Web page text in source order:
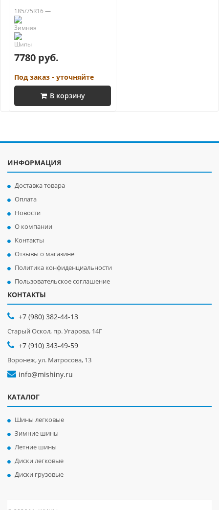
185/75R16 —
7780 руб.
Под заказ - уточняйте
В корзину
ИНФОРМАЦИЯ
Доставка товара
Оплата
Новости
О компании
Контакты
Отзывы о магазине
Политика конфиденциальности
Пользовательское соглашение
КОНТАКТЫ
+7 (980) 382-44-13
Старый Оскол, пр. Угарова, 14Г
+7 (910) 343-49-59
Воронеж, ул. Матросова, 13
info@mishiny.ru
КАТАЛОГ
Шины легковые
Зимние шины
Летние шины
Диски легковые
Диски грузовые